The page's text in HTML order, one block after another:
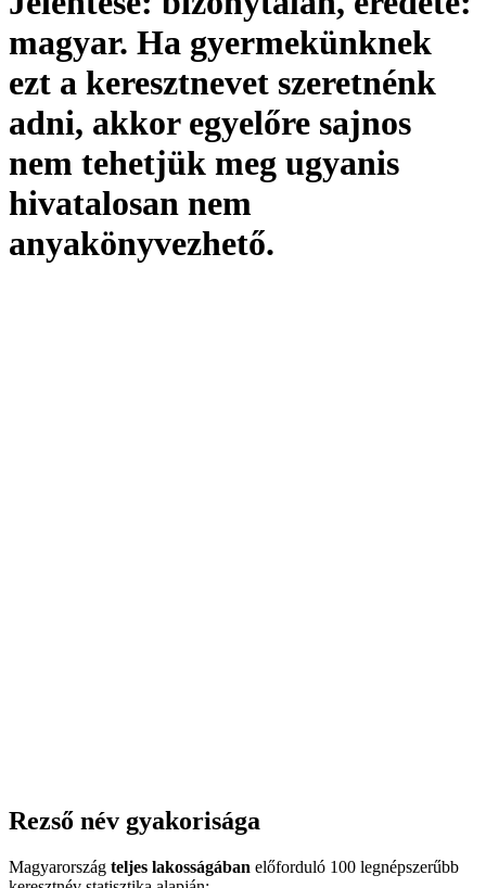
magyar. Ha gyermekünknek
ezt a keresztnevet szeretnénk
adni, akkor egyelőre sajnos
nem tehetjük meg ugyanis
hivatalosan nem
anyakönyvezhető.
Rezső név gyakorisága
Magyarország teljes lakosságában előforduló 100 legnépszerűbb